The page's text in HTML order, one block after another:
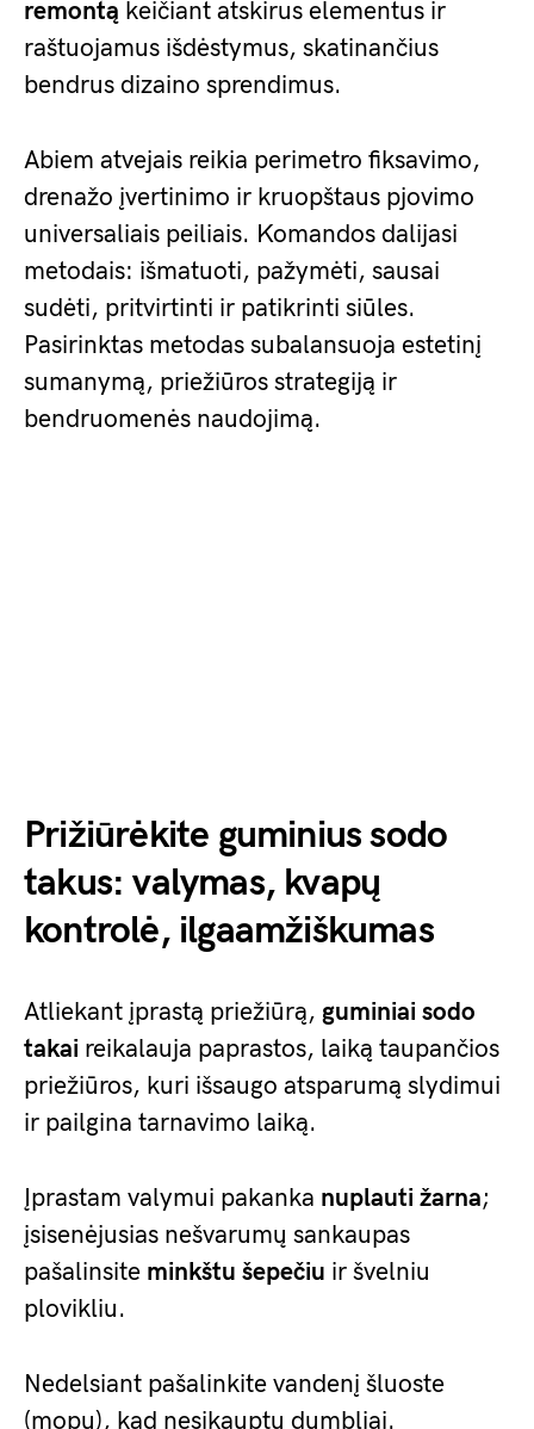
remontą keičiant atskirus elementus ir
raštuojamus išdėstymus, skatinančius
bendrus dizaino sprendimus.
Abiem atvejais reikia perimetro fiksavimo,
drenažo įvertinimo ir kruopštaus pjovimo
universaliais peiliais. Komandos dalijasi
metodais: išmatuoti, pažymėti, sausai
sudėti, pritvirtinti ir patikrinti siūles.
Pasirinktas metodas subalansuoja estetinį
sumanymą, priežiūros strategiją ir
bendruomenės naudojimą.
Prižiūrėkite guminius sodo
takus: valymas, kvapų
kontrolė, ilgaamžiškumas
Atliekant įprastą priežiūrą, guminiai sodo
takai reikalauja paprastos, laiką taupančios
priežiūros, kuri išsaugo atsparumą slydimui
ir pailgina tarnavimo laiką.
Įprastam valymui pakanka nuplauti žarna;
įsisenėjusias nešvarumų sankaupas
pašalinsite minkštu šepečiu ir švelniu
plovikliu.
Nedelsiant pašalinkite vandenį šluoste
(mopu), kad nesikauptų dumbliai.